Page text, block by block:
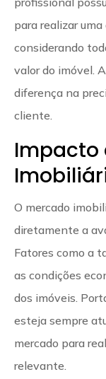
para realizar
considerando
valor do imóvel.
diferença na
cliente.
Impacto
O mercado
diretamente a
Fatores como a
as condições
dos imóveis.
esteja sempre
mercado para
relevante.